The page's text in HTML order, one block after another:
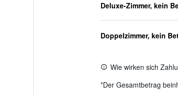
Deluxe-Zimmer, kein
Doppelzimmer, kein
Wie wirken sich
*Der Gesamtbetrag